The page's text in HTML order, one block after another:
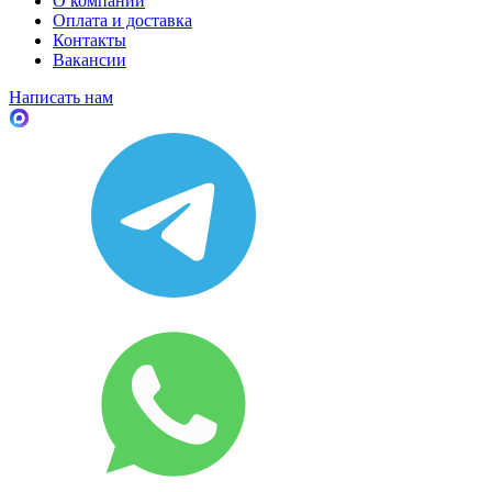
Оплата и доставка
Контакты
Вакансии
Написать нам